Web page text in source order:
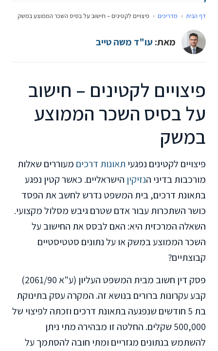
דף הבית › מדריכים › פיצויים לקטינים – חישוב על בסיס השכר הממוצע במשק
מאת: עו"ד משה טייב
פיצויים לקטינים – חישוב
על בסיס השכר הממוצע
במשק
פיצויים לקטינים נפגעי תאונות דרכים מעוררים שאלות
מורכבות בדיני הנזיקין הישראליים. כאשר קטין נפגע
בתאונת דרכים, בית המשפט נדרש לחשב את הפסד
כושר השתכרות עבור אדם שטרם גיבש מסלול מקצועי.
השאלה המרכזית היא: האם לבסס את החישוב על
השכר הממוצע במשק או על נתונים סטטיסטיים
קבוצתיים?
פסק דין חשוב מבית המשפט העליון (ע"א 2061/90)
קבע עקרונות ברורים בנושא זה. המקרה עסק בתינוקת
בת 5 חודשים שנפגעה בתאונת דרכים וזכתה לפיצוי של
500,000 שקלים. החלטה זו מבהירה מתי ניתן
להשתמש בנתונים מגזריים ומתי חובה להסתמך על